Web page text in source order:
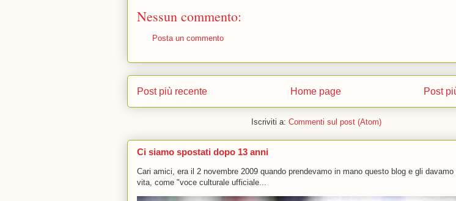
Nessun commento:
Posta un commento
Post più recente Post
Home page
Iscriviti a: Commenti sul post (Atom)
Ci siamo spostati dopo 13 anni
Cari amici, era il 2 novembre 2009 quando prendevamo in mano questo blog e gli davamo
vita, come "voce culturale ufficiale...